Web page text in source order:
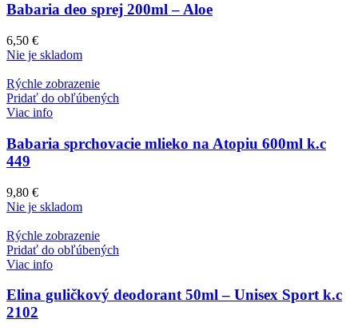
Babaria deo sprej 200ml – Aloe
6,50 €
Nie je skladom
Rýchle zobrazenie
Pridať do obľúbených
Viac info
Babaria sprchovacie mlieko na Atopiu 600ml k.c
449
9,80 €
Nie je skladom
Rýchle zobrazenie
Pridať do obľúbených
Viac info
Elina guličkový deodorant 50ml – Unisex Sport k.c
2102